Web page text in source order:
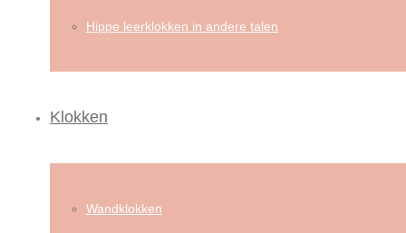
Hippe leerklokken in andere talen
Klokken
Wandklokken